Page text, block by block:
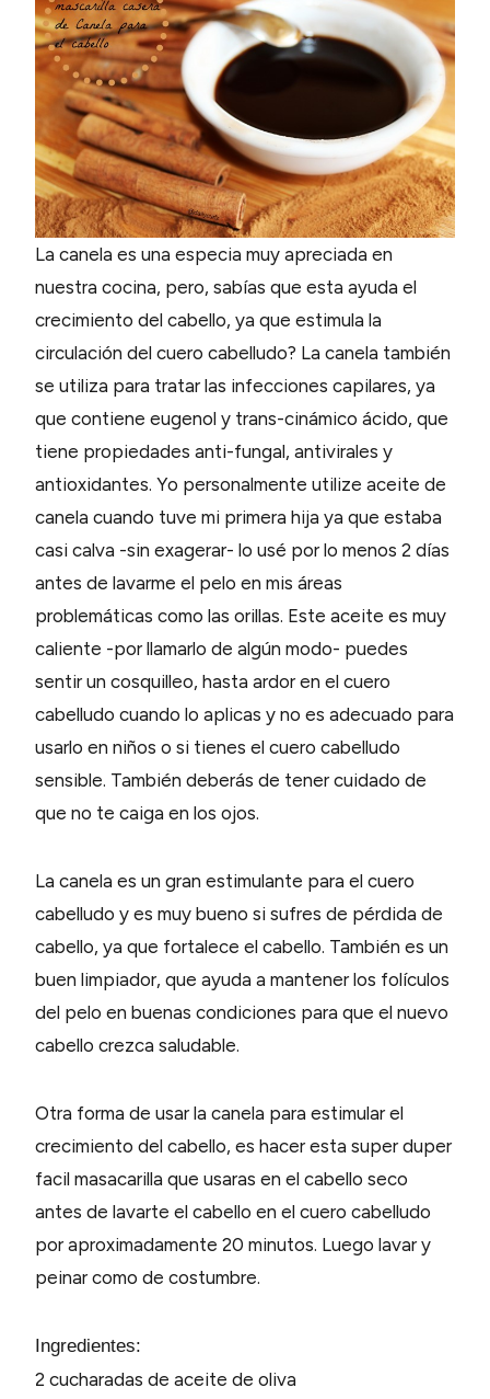
La canela es una especia muy apreciada en
nuestra cocina, pero, sabías que esta ayuda el
crecimiento del cabello, ya que estimula la
circulación del cuero cabelludo? La canela también
se utiliza para tratar las infecciones capilares, ya
que contiene eugenol y trans-cinámico ácido, que
tiene propiedades anti-fungal, antivirales y
antioxidantes. Yo personalmente utilize aceite de
canela cuando tuve mi primera hija ya que estaba
casi calva -sin exagerar- lo usé por lo menos 2 días
antes de lavarme el pelo en mis áreas
problemáticas como las orillas. Este aceite es muy
caliente -por llamarlo de algún modo- puedes
sentir un cosquilleo, hasta ardor en el cuero
cabelludo cuando lo aplicas y no es adecuado para
usarlo en niños o si tienes el cuero cabelludo
sensible. También deberás de tener cuidado de
que no te caiga en los ojos.
La canela es un gran estimulante para el cuero
cabelludo y es muy bueno si sufres de pérdida de
cabello, ya que fortalece el cabello. También es un
buen limpiador, que ayuda a mantener los folículos
del pelo en buenas condiciones para que el nuevo
cabello crezca saludable.
Otra forma de usar la canela para estimular el
crecimiento del cabello, es hacer esta super duper
facil masacarilla que usaras en el cabello seco
antes de lavarte el cabello en el cuero cabelludo
por aproximadamente 20 minutos. Luego lavar y
peinar como de costumbre.
Ingredientes:
2 cucharadas de aceite de oliva